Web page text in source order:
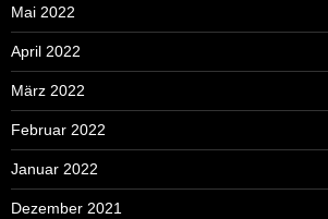
Mai 2022
April 2022
März 2022
Februar 2022
Januar 2022
Dezember 2021